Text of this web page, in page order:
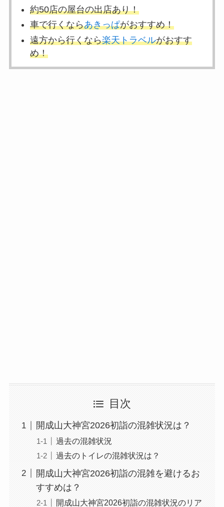
約50店の屋台の出店あり！
車で行くならあきっぱがおすすめ！
遠方から行くなら楽天トラベルがおすす
め！
目次
開成山大神宮2026初詣の混雑状況は？
過去の混雑状況
過去のトイレの混雑状況は？
開成山大神宮2026初詣の混雑を避けるお
すすめは？
開成山大神宮2026初詣の混雑状況のリア